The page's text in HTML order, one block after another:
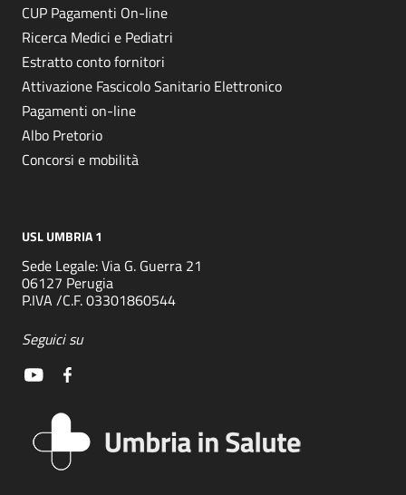
CUP Pagamenti On-line
Ricerca Medici e Pediatri
Estratto conto fornitori
Attivazione Fascicolo Sanitario Elettronico
Pagamenti on-line
Albo Pretorio
Concorsi e mobilità
USL UMBRIA 1
Sede Legale: Via G. Guerra 21
06127 Perugia
P.IVA /C.F. 03301860544
Seguici su